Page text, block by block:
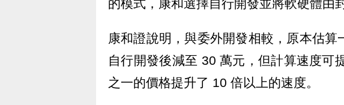
的模式，康和選擇自行開發並將軟硬體由
康和證說明，與委外開發相較，原本估算
自行開發後減至 30 萬元，但計算速度可
之一的價格提升了 10 倍以上的速度。